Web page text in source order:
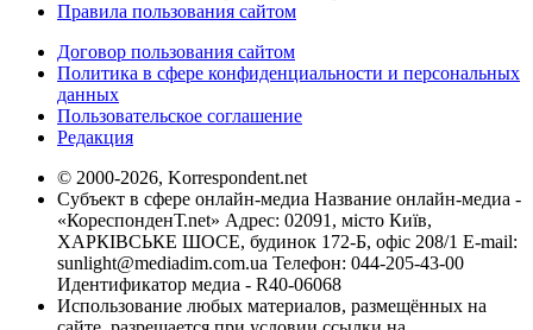
Правила пользования сайтом
Договор пользования сайтом
Политика в сфере конфиденциальности и персональных
данных
Пользовательское соглашение
Редакция
© 2000-2026, Korrespondent.net
Субъект в сфере онлайн-медиа Название онлайн-медиа -
«КореспонденТ.net» Адрес: 02091, місто Київ,
ХАРКІВСЬКЕ ШОСЕ, будинок 172-Б, офіс 208/1 E-mail:
sunlight@mediadim.com.ua Телефон: 044-205-43-00
Идентификатор медиа - R40-06068
Использование любых материалов, размещённых на